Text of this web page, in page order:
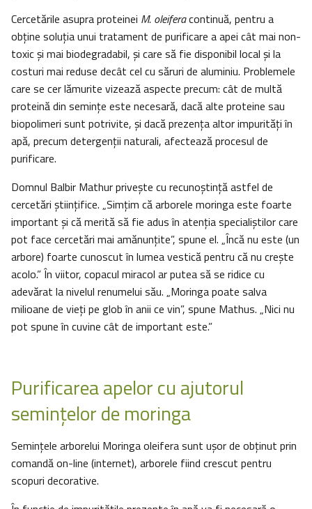
Cercetările asupra proteinei M. oleiferacontinuă, pentru a
obţine soluţia unui tratament de purificare a apei cât mai non-
toxic şi mai biodegradabil, şi care să fie disponibil local şi la
costuri mai reduse decât cel cu săruri de aluminiu. Problemele
care se cer lămurite vizează aspecte precum: cât de multă
proteină din seminţe este necesară, dacă alte proteine sau
biopolimeri sunt potrivite, şi dacă prezenţa altor impurităţi în
apă, precum detergenţii naturali, afectează procesul de
purificare.
Domnul Balbir Mathur priveşte cu recunoştinţă astfel de
cercetări ştiinţifice. „Simţim că arborele moringa este foarte
important şi că merită să fie adus în atenţia specialiştilor care
pot face cercetări mai amănunţite”, spune el. „Încă nu este (un
arbore) foarte cunoscut în lumea vestică pentru că nu creşte
acolo.” În viitor, copacul miracol ar putea să se ridice cu
adevărat la nivelul renumelui său. „Moringa poate salva
milioane de vieţi pe glob în anii ce vin”, spune Mathus. „Nici nu
pot spune în cuvine cât de important este.”
Purificarea apelor cu ajutorul
seminţelor de moringa
Seminţele arborelui Moringa oleifera sunt uşor de obţinut prin
comandă on-line (internet), arborele fiind crescut pentru
scopuri decorative.